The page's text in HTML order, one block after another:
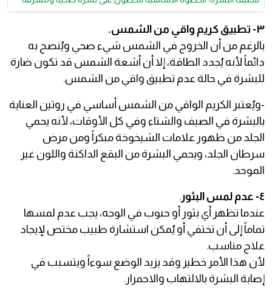
٣- تطبيق كريم واقي من الشمس.
بالرغم من أن الخروج في الشمس شيء صحي ويُنصح به
دائماً لأنه يُجدد الطاقة، إلا أن أشعة الشمس قد تكون ضارة
للبشرة في حالة عدم تطبيق واقي من الشمس.
-ويُعتبر الكريم الواقي من الشمس أساسي في روتين العناية
بالبشرة في الصيف والشتاء وفي كل الأوقات، لأنه يحمي
الجلد من ظهور علامات الشيخوخة مبكراً ومن مرض
سرطان الجلد، ويحمي البشرة من البقع الداكنة واللون غير
الموحد.
٤- عدم لمس البثور
.
عندما تظهر أي بثور أو حبوب في الوجه، يجب عدم لمسها
تماماً إلى أن تختفي أو يُمكن استشارة طبيب مختص لإيجاد
علاج مناسب.
لأن هذا الأمر خطير وقد يزيد الوضع سوءاً ويتسبب في
إصابة البشرة بالالتهاب والاحمرار.